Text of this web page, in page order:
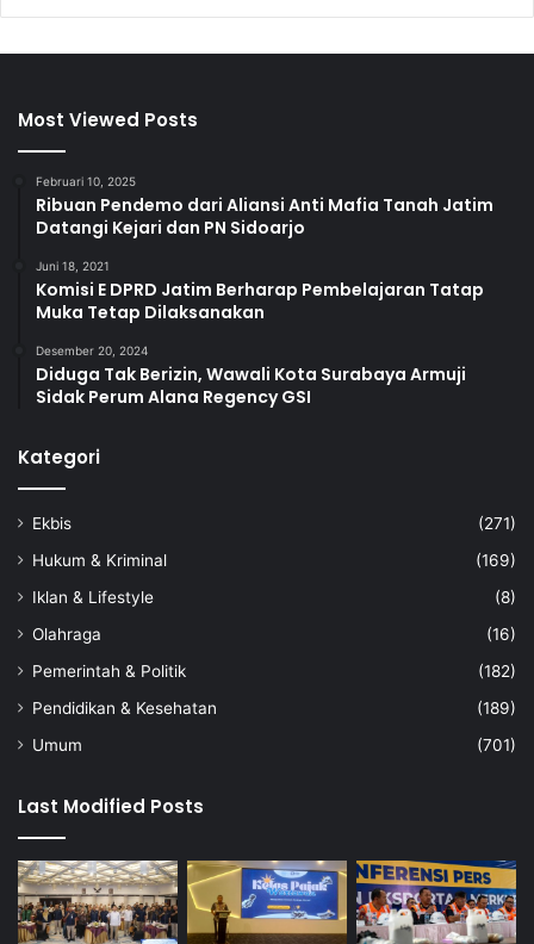
Most Viewed Posts
Februari 10, 2025
Ribuan Pendemo dari Aliansi Anti Mafia Tanah Jatim
Datangi Kejari dan PN Sidoarjo
Juni 18, 2021
Komisi E DPRD Jatim Berharap Pembelajaran Tatap
Muka Tetap Dilaksanakan
Desember 20, 2024
Diduga Tak Berizin, Wawali Kota Surabaya Armuji
Sidak Perum Alana Regency GSI
Kategori
Ekbis
(271)
Hukum & Kriminal
(169)
Iklan & Lifestyle
(8)
Olahraga
(16)
Pemerintah & Politik
(182)
Pendidikan & Kesehatan
(189)
Umum
(701)
Last Modified Posts